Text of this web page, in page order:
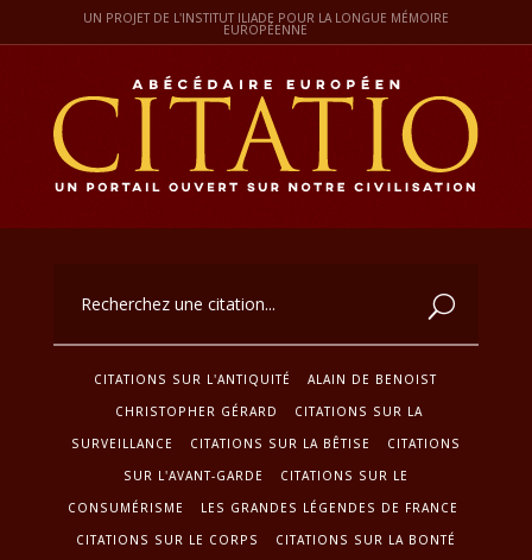
UN PROJET DE L'INSTITUT ILIADE POUR LA LONGUE MÉMOIRE
EUROPÉENNE
CITATIONS SUR L'ANTIQUITÉ
ALAIN DE BENOIST
CHRISTOPHER GÉRARD
CITATIONS SUR LA
SURVEILLANCE
CITATIONS SUR LA BÊTISE
CITATIONS
SUR L'AVANT-GARDE
CITATIONS SUR LE
CONSUMÉRISME
LES GRANDES LÉGENDES DE FRANCE
CITATIONS SUR LE CORPS
CITATIONS SUR LA BONTÉ